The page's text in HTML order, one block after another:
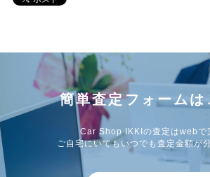
簡単査定フォームは
Car Shop IKKIの査定はwebで
ご自宅にいてもいつでも査定金額が